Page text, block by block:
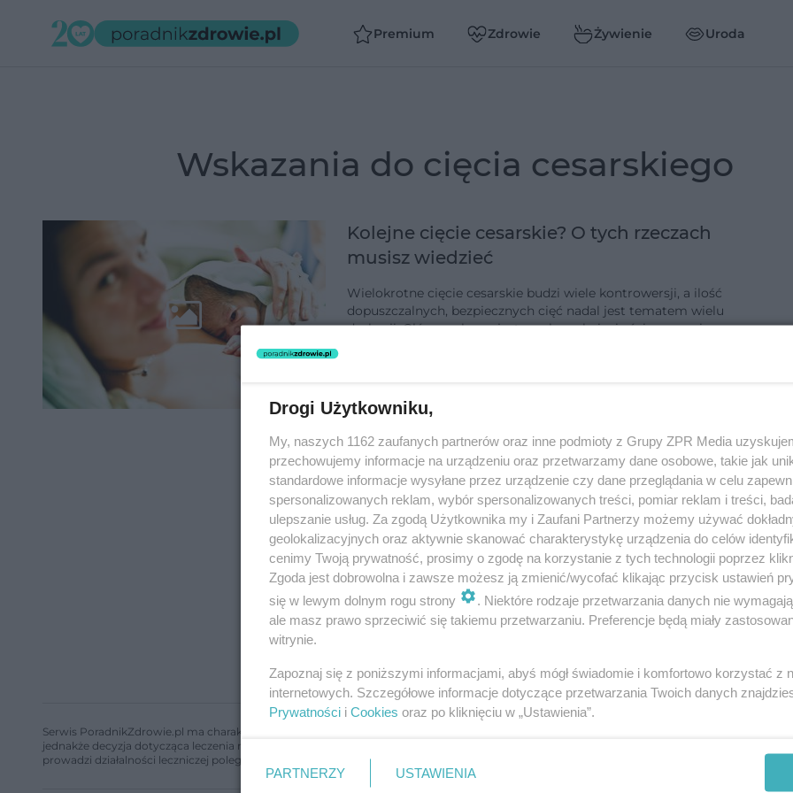
Premium Zdrowie Żywienie Uroda
wskazania do cięcia cesarskiego
Kolejne cięcie cesarskie? O tych rzeczach
musisz wiedzieć
Wielokrotne cięcie cesarskie budzi wiele kontrowersji, a ilość
dopuszczalnych, bezpiecznych cięć nadal jest tematem wielu
dyskusji. Główną obawą jest ryzyko pęknięcia ściany macicy, z
Serwis PoradnikZdrowie.pl ma charakter edukacyjny, nie stanowi i nie zastępuje porady lekarskiej. Redakcja serwisu dokłada wszelkich
jednakże decyzja dotycząca leczenia należy do lekarza. Redakcja i wydawca serwisu nie ponoszą odpowiedzialności wynikającej z
prowadzi działalności leczniczej polegającej na udzielaniu świadczeń zdrowotnych w rozumieniu art. 3 ust 1 ustawy o działalności leczniczej.
Drogi Użytkowniku,
My, naszych 1162 zaufanych partnerów oraz inne podmioty z Grupy ZPR Media
przechowujemy informacje na urządzeniu oraz przetwarzamy dane osobowe, takie jak
standardowe informacje wysyłane przez urządzenie czy dane przeglądania w celu
spersonalizowanych reklam, wybór spersonalizowanych treści, pomiar reklam i treści,
ulepszanie usług. Za zgodą Użytkownika my i Zaufani Partnerzy możemy używać
geolokalizacyjnych oraz aktywnie skanować charakterystykę urządzenia do celów
cenimy Twoją prywatność, prosimy o zgodę na korzystanie z tych technologii poprzez
Zgoda jest dobrowolna i zawsze możesz ją zmienić/wycofać klikając przycisk ustawień
się w lewym dolnym rogu strony
. Niektóre rodzaje przetwarzania danych nie
ale masz prawo sprzeciwić się takiemu przetwarzaniu. Preferencje będą miały
witrynie.
Zapoznaj się z poniższymi informacjami, abyś mógł świadomie i komfortowo korzystać z
internetowych. Szczegółowe informacje dotyczące przetwarzania Twoich danych
Prywatności i Cookies oraz po kliknięciu w „Ustawienia”.
PARTNERZY USTAWIENIA